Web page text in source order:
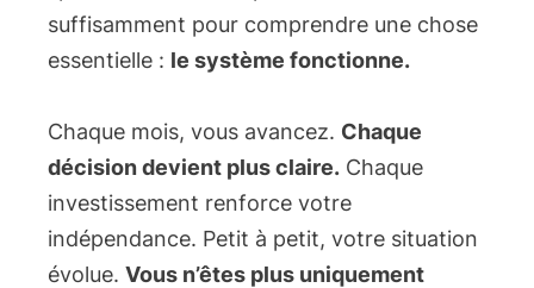
suffisamment pour comprendre une chose
essentielle : le système fonctionne.
Chaque mois, vous avancez. Chaque
décision devient plus claire. Chaque
investissement renforce votre
indépendance. Petit à petit, votre situation
évolue. Vous n’êtes plus uniquement